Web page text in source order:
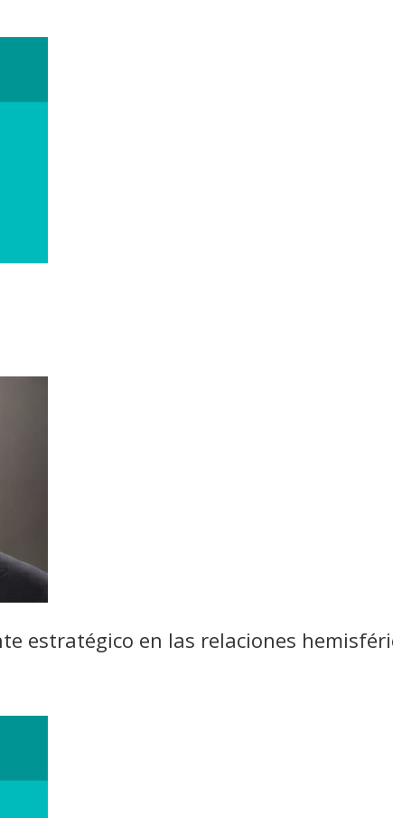
estratégico en las relaciones